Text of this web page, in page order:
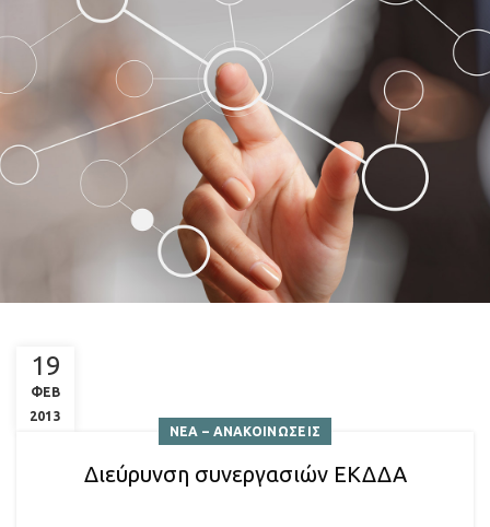
19
ΦΕΒ
2013
ΝΕΑ – ΑΝΑΚΟΙΝΩΣΕΙΣ
Διεύρυνση συνεργασιών ΕΚΔΔΑ